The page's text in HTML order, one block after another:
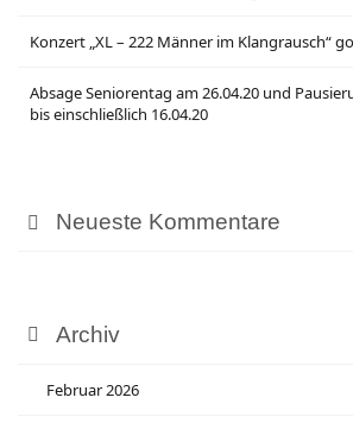
Konzert „XL – 222 Männer im Klangrausch“
Absage Seniorentag am 26.04.20 und
bis einschließlich 16.04.20
Neueste Kommentare
Archiv
Februar 2026